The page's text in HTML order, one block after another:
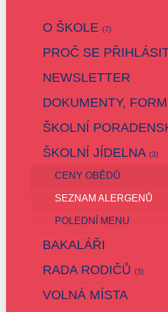
O ŠKOLE (7)
NEWSLETTER
ŠKOLNÍ JÍDELNA (3)
CENY OBĚDŮ
SEZNAM ALERGENŮ
POLEDNÍ MENU
BAKALÁŘI
RADA RODIČŮ (3)
VOLNÁ MÍSTA